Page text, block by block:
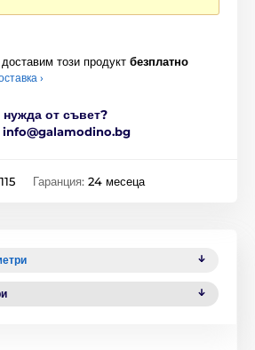
този продукт безплатно
›
от съвет?
info@galamodino.bg
Гаранция: 24 месеца